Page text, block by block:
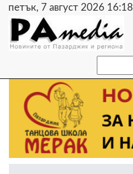
петък, 7 август 2026 16:18